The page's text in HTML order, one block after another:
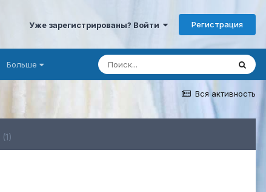
Уже зарегистрированы? Войти Регистрация
Больше
Вся активность
(1)